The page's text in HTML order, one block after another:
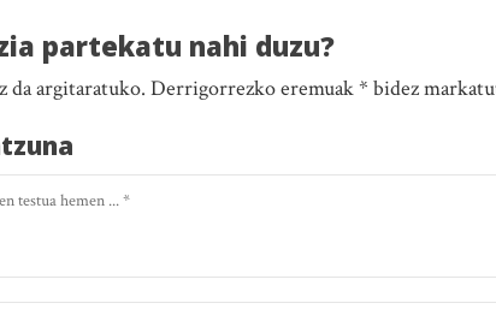
partekatu nahi duzu?
da argitaratuko. Derrigorrezko eremuak * bidez